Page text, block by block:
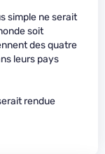
simple ne serait
soit
des quatre
leurs pays
rendue